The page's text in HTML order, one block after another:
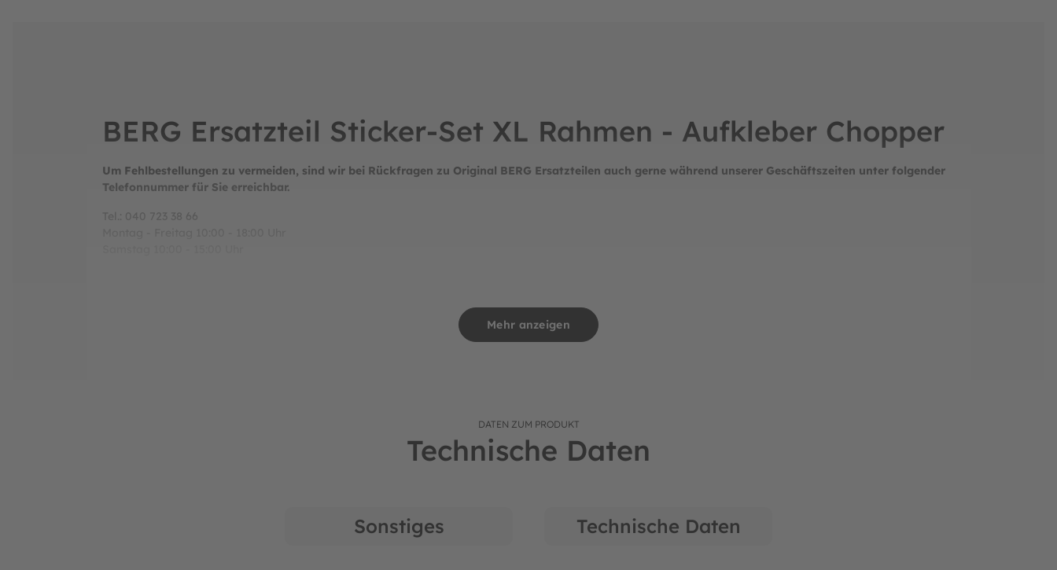
BERG Ersatzteil Sticker-Set XL Rahmen - Aufkleber Chopper
Um Fehlbestellungen zu vermeiden, sind wir bei Rückfragen zu Original BERG Ersatzteilen auch gerne während unserer Geschäftszeiten unter folgender
Telefonnummer für Sie erreichbar.
Tel.: 040 723 38 66
Nummer der niederländischen Handelskammer: 09094642
Mehr anzeigen
DATEN ZUM PRODUKT
Technische Daten
Sonstiges Technische Daten